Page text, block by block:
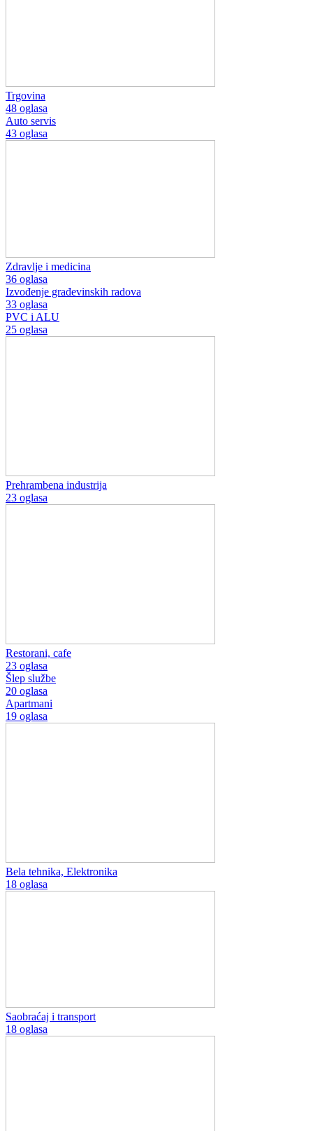
Trgovina
48 oglasa
Auto servis
43 oglasa
Zdravlje i medicina
36 oglasa
Izvođenje građevinskih radova
33 oglasa
PVC i ALU
25 oglasa
Prehrambena industrija
23 oglasa
Restorani, cafe
23 oglasa
Šlep službe
20 oglasa
Apartmani
19 oglasa
Bela tehnika, Elektronika
18 oglasa
Saobraćaj i transport
18 oglasa